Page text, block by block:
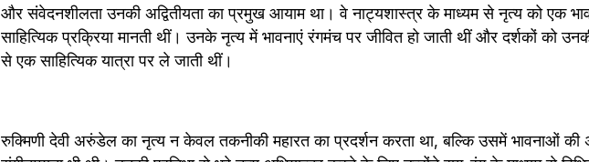
और संवेदनशीलता उनकी अद्वितीयता का प्रमुख आयाम था। वे नाट्यशास्त्र के माध्यम से नृत्य को एक
साहित्यिक प्रक्रिया मानती थीं। उनके नृत्य में भावनाएं रंगमंच पर जीवित हो जाती थीं और दर्शकों को
से एक साहित्यिक यात्रा पर ले जाती थीं।
रुक्मिणी देवी अरुंडेल का नृत्य न केवल तकनीकी महारत का प्रदर्शन करता था, बल्कि उसमें भावनाओं की